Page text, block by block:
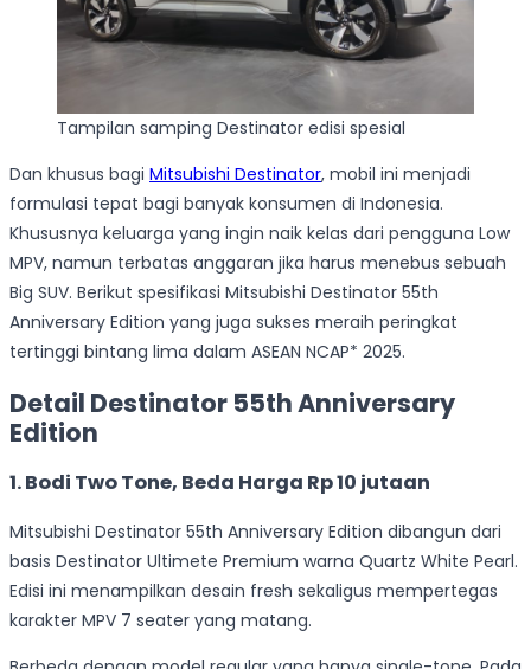
Tampilan samping Destinator edisi spesial
Dan khusus bagi Mitsubishi Destinator, mobil ini menjadi
formulasi tepat bagi banyak konsumen di Indonesia.
Khususnya keluarga yang ingin naik kelas dari pengguna Low
MPV, namun terbatas anggaran jika harus menebus sebuah
Big SUV. Berikut spesifikasi Mitsubishi Destinator 55th
Anniversary Edition yang juga sukses meraih peringkat
tertinggi bintang lima dalam ASEAN NCAP* 2025.
Detail Destinator 55th Anniversary
Edition
1. Bodi Two Tone, Beda Harga Rp 10 jutaan
Mitsubishi Destinator 55th Anniversary Edition dibangun dari
basis Destinator Ultimete Premium warna Quartz White Pearl.
Edisi ini menampilkan desain fresh sekaligus mempertegas
karakter MPV 7 seater yang matang.